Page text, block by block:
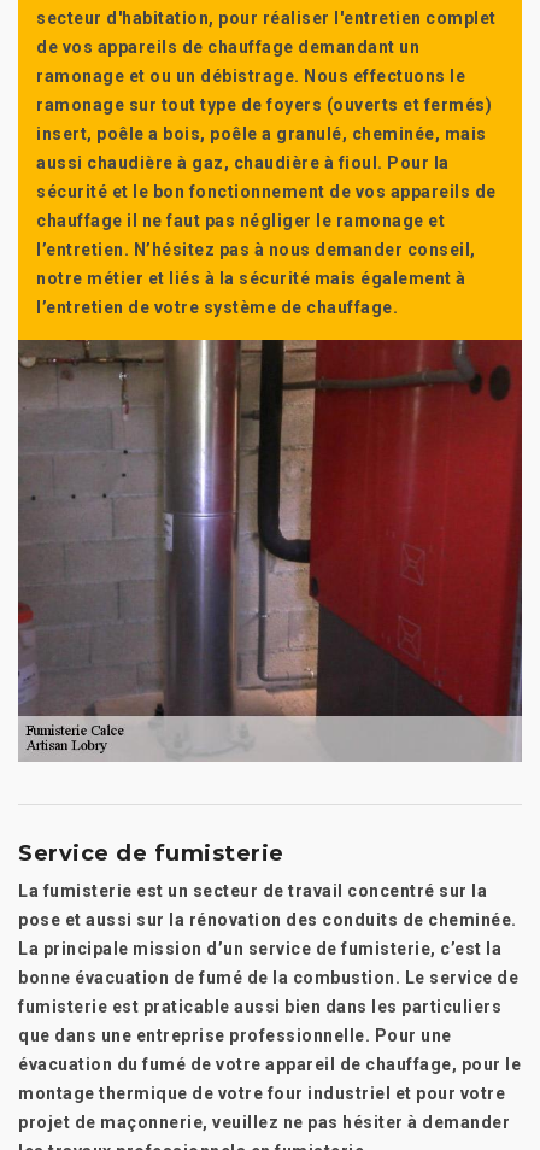
secteur d'habitation, pour réaliser l'entretien complet
de vos appareils de chauffage demandant un
ramonage et ou un débistrage. Nous effectuons le
ramonage sur tout type de foyers (ouverts et fermés)
insert, poêle a bois, poêle a granulé, cheminée, mais
aussi chaudière à gaz, chaudière à fioul. Pour la
sécurité et le bon fonctionnement de vos appareils de
chauffage il ne faut pas négliger le ramonage et
l’entretien. N’hésitez pas à nous demander conseil,
notre métier et liés à la sécurité mais également à
l’entretien de votre système de chauffage.
Service de fumisterie
La fumisterie est un secteur de travail concentré sur la
pose et aussi sur la rénovation des conduits de cheminée.
La principale mission d’un service de fumisterie, c’est la
bonne évacuation de fumé de la combustion. Le service de
fumisterie est praticable aussi bien dans les particuliers
que dans une entreprise professionnelle. Pour une
évacuation du fumé de votre appareil de chauffage, pour le
montage thermique de votre four industriel et pour votre
projet de maçonnerie, veuillez ne pas hésiter à demander